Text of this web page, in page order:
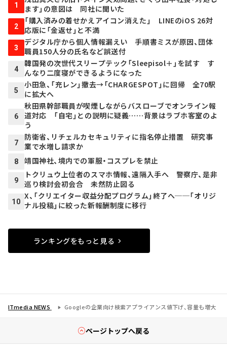
1
ます」の意図は 同社に聞いた
2
「購入済みの着せかえアイコン消えた」 LINEのiOS 26対
応版に「金返せ」と不満
3
デジタル庁から個人情報漏えい 手順書ミスが原因、団体
職員150人分の氏名など誤送付
4
韓国発の次世代スリープテック「Sleepisol＋」を試す す
んなり二度寝ができるようになった
5
小田急、「充レン」撤去→「CHARGESPOT」に回帰 全70駅
に拡大へ
6
秋田県幹部職員が喫煙しながらバスローブでオンライン報
道対応 「自宅」との説明に疑義……背景はラブホ客室のよ
う
7
防衛省、リチェルカセキュリティに指名停止措置 研究事
業で水増し請求か
8 靖国神社、境内での軍服・コスプレを禁止
9
トクリュウ上位者のスマホ情報、遠隔入手へ 警察庁、是非
巡り検討会初会合 未然防止図る
10
X、「クリエイター収益分配プログラム」終了へ──「オリジ
ナル投稿」に絞った新報酬制度に移行
ランキングをもっと見る
ITmedia NEWS Googleの企業向け検索アプライアンス値下げ、容量も増大
ページトップへ戻る